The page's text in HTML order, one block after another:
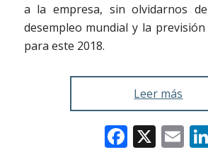
a la empresa, sin olvidarnos
desempleo mundial y la
para este 2018.
Leer más
X